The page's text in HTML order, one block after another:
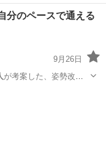
他
分のペースで通える
9月26日
が考案した、姿勢改善